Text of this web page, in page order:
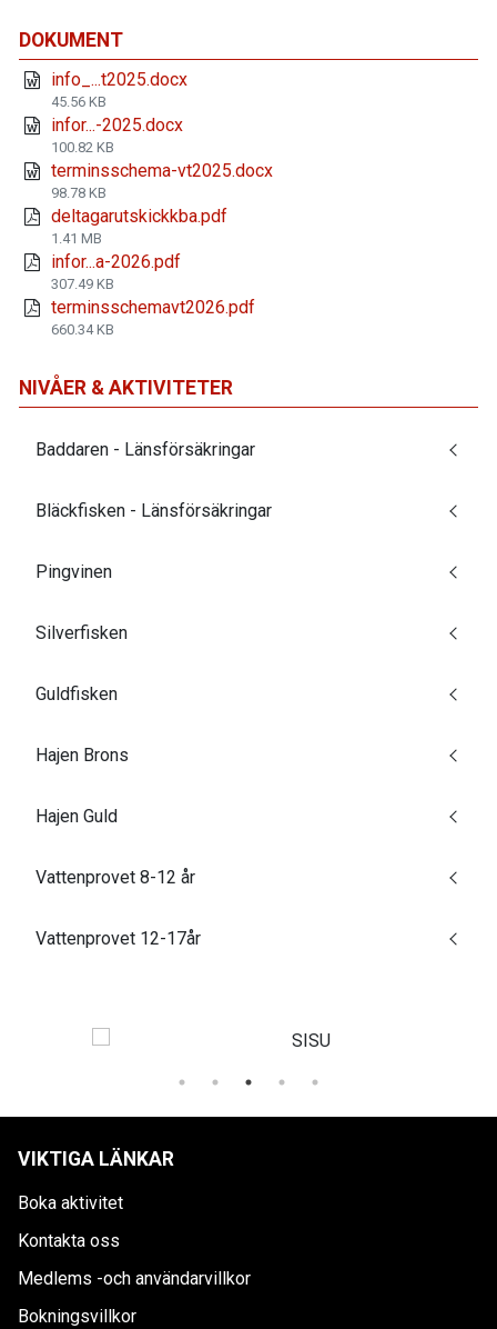
DOKUMENT
info_...t2025.docx
45.56 KB
infor...-2025.docx
100.82 KB
terminsschema-vt2025.docx
98.78 KB
deltagarutskickkba.pdf
1.41 MB
infor...a-2026.pdf
307.49 KB
terminsschemavt2026.pdf
660.34 KB
NIVÅER & AKTIVITETER
Baddaren - Länsförsäkringar
Bläckfisken - Länsförsäkringar
Pingvinen
Silverfisken
Guldfisken
Hajen Brons
Hajen Guld
Vattenprovet 8-12 år
Vattenprovet 12-17år
VIKTIGA LÄNKAR
Boka aktivitet
Kontakta oss
Medlems -och användarvillkor
Bokningsvillkor